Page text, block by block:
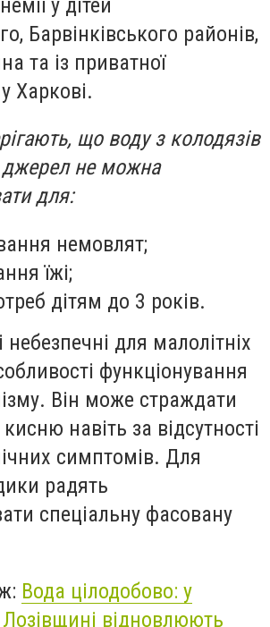
у дітей
Барвінківського районів,
та із приватної
Харкові.
щоводу з колодязів
джерел не можна
для:
немовлят;
їжі;
дітям до 3 років.
небезпечні для малолітніх
функціонування
Він може страждати
навіть за відсутності
симптомів. Для
радять
спеціальну фасовану
Вода цілодобово: у
відновлюють